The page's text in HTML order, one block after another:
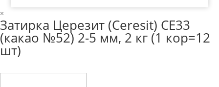
×
Затирка Церезит (Ceresit) СЕ33
(какао №52) 2-5 мм, 2 кг (1 кор=12
шт)